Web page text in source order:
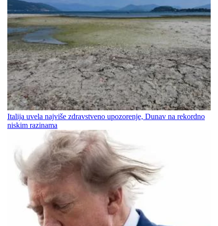
Italija uvela najviše zdravstveno upozorenje, Dunav na rekordno
niskim razinama